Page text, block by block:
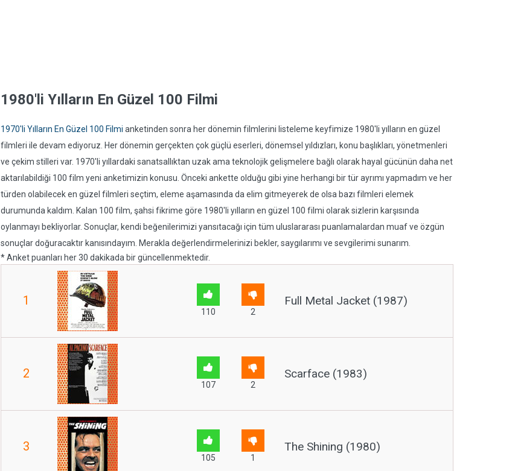
1980'li Yılların En Güzel 100 Filmi
1970'li Yılların En Güzel 100 Filmi anketinden sonra her dönemin filmlerini listeleme keyfimize 1980'li yılların en güzel
filmleri ile devam ediyoruz. Her dönemin gerçekten çok güçlü eserleri, dönemsel yıldızları, konu başlıkları, yönetmenleri
ve çekim stilleri var. 1970'li yıllardaki sanatsallıktan uzak ama teknolojik gelişmelere bağlı olarak hayal gücünün daha net
aktarılabildiği 100 film yeni anketimizin konusu. Önceki ankette olduğu gibi yine herhangi bir tür ayrımı yapmadım ve her
türden olabilecek en güzel filmleri seçtim, eleme aşamasında da elim gitmeyerek de olsa bazı filmleri elemek
durumunda kaldım. Kalan 100 film, şahsi fikrime göre 1980'li yılların en güzel 100 filmi olarak sizlerin karşısında
oylanmayı bekliyorlar. Sonuçlar, kendi beğenilerimizi yansıtacağı için tüm uluslararası puanlamalardan muaf ve özgün
sonuçlar doğuracaktır kanısındayım. Merakla değerlendirmelerinizi bekler, saygılarımı ve sevgilerimi sunarım.
* Anket puanları her 30 dakikada bir güncellenmektedir.
1
110 2
Full Metal Jacket (1987)
2
107 2
Scarface (1983)
3
105 1
The Shining (1980)